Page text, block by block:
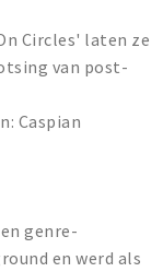
Circles' laten ze
van post-
Caspian
genre-
en werd als